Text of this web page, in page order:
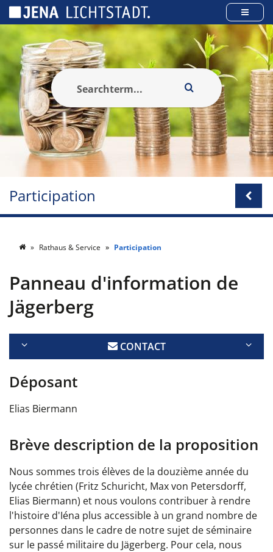
Participation
Rathaus & Service Participation
Panneau d'information de
Jägerberg
CONTACT
Déposant
Elias Biermann
Brève description de la proposition
Nous sommes trois élèves de la douzième année du
lycée chrétien (Fritz Schuricht, Max von Petersdorff,
Elias Biermann) et nous voulons contribuer à rendre
l'histoire d'Iéna plus accessible à un grand nombre de
personnes dans le cadre de notre sujet de séminaire
sur le passé militaire du Jägerberg. Pour cela, nous
Panneau de gestion des cookies